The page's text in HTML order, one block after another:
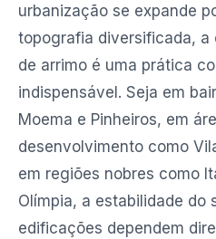
urbanização se expande
topografia diversificada, a
de arrimo é uma prática
indispensável. Seja em
Moema e Pinheiros, em
desenvolvimento como
em regiões nobres como
Olímpia, a estabilidade do
edificações dependem